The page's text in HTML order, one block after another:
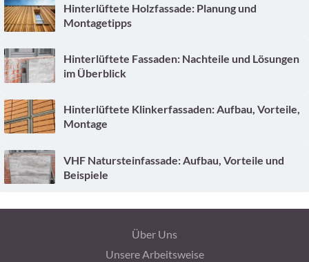
Hinterlüftete Holzfassade: Planung und
Montagetipps
Hinterlüftete Fassaden: Nachteile und Lösungen
im Überblick
Hinterlüftete Klinkerfassaden: Aufbau, Vorteile,
Montage
VHF Natursteinfassade: Aufbau, Vorteile und
Beispiele
Über Uns
Unsere Arbeitsweise